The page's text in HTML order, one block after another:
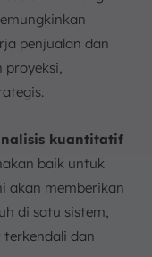
penjualan dan
proyeksi,
kuantitatif
baik untuk
akan memberikan
di satu sistem,
terkendali dan